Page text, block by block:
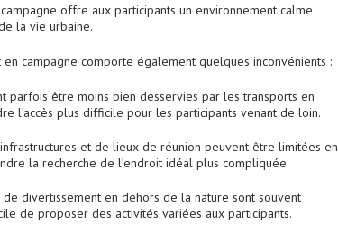
offre aux participants un environnement calme
la vie urbaine.
campagne comporte également quelques inconvénients :
parfois être moins bien desservies par les transports en
l’accès plus difficile pour les participants venant de loin.
et de lieux de réunion peuvent être limitées en
la recherche de l’endroit idéal plus compliquée.
de divertissement en dehors de la nature sont souvent
de proposer des activités variées aux participants.